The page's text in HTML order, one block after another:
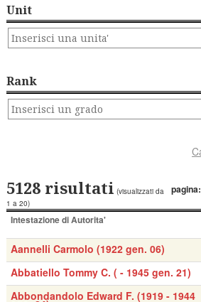
Unit
Rank
pagina:
5128 risultati (visualizzati da
1 a 20)
Intestazione di Autorita'
Aannelli Carmolo (1922 gen. 06)
Abbatiello Tommy C. ( - 1945 gen. 21)
Abbondandolo Edward F. (1919 - 1944